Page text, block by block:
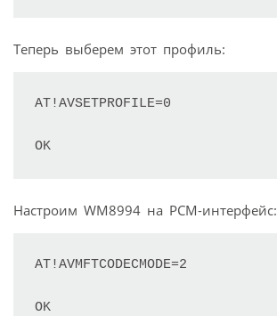
Теперь выберем этот профиль:
AT!AVSETPROFILE=0
OK
Настроим WM8994 на PCM-интерфейс:
AT!AVMFTCODECMODE=2
OK